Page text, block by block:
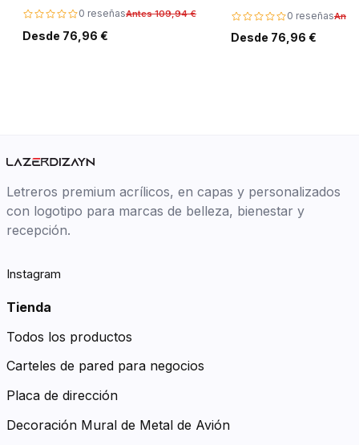
0 reseñasAntes 109,94 €
Desde 76,96 €
0 reseñas
Desde 76,96 €
Letreros premium acrílicos, en capas y personalizados
con logotipo para marcas de belleza, bienestar y
recepción.
Instagram
Tienda
Todos los productos
Carteles de pared para negocios
Placa de dirección
Decoración Mural de Metal de Avión